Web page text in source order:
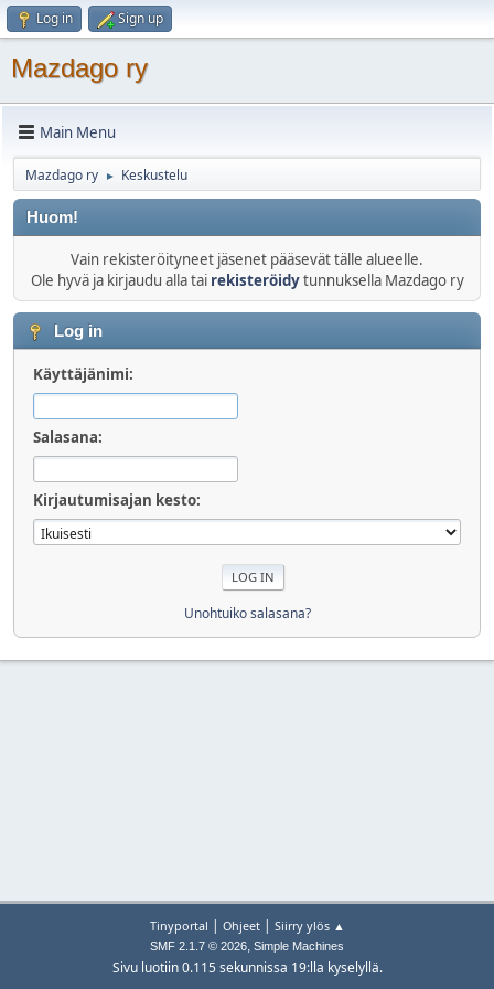
Log in Sign up
Mazdago ry
Main Menu
Mazdago ry ► Keskustelu
Huom!
Vain rekisteröityneet jäsenet pääsevät tälle alueelle.
Ole hyvä ja kirjaudu alla tai rekisteröidytunnuksella Mazdago ry
Log in
Käyttäjänimi:
Salasana:
Kirjautumisajan kesto:
Unohtuiko salasana?
Tinyportal | Ohjeet| Siirry ylös ▲
SMF 2.1.7 © 2026, Simple Machines
Sivu luotiin 0.115 sekunnissa 19:lla kyselyllä.